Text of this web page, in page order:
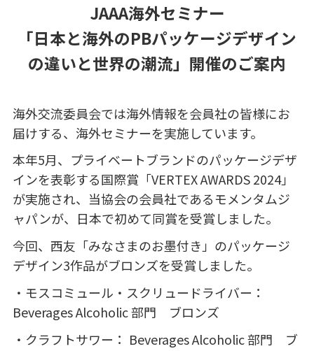
JAAA海外セミナー
「日本と海外のPBパッケージデザイン
の違いと世界の潮流」開催のご案内
海外交流委員会では海外情報を会員社の皆様にお
届けする、海外セミナーを実施しています。
本年5月、プライベートブランドのパッケージデザ
インを表彰する国際賞「VERTEX AWARDS 2024」
が実施され、当協会の会員社であるモメンタムジ
ャパンが、日本で初めて同賞を受賞しました。
今回、西友「みなさまのお墨付き」のパッケージ
デザイン3作品がブロンズを受賞しました。
・モスコミュール・スクリュードライバー：
Beverages Alcoholic部門 ブロンズ
・クラフトサワー： Beverages Alcoholic部門 ブ